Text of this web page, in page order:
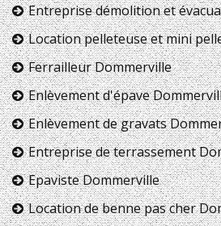
Entreprise démolition et
Location pelleteuse et mini
Ferrailleur Dommerville
Enlèvement d'épave
Enlèvement de gravats
Entreprise de terrassement
Epaviste Dommerville
Location de benne pas cher